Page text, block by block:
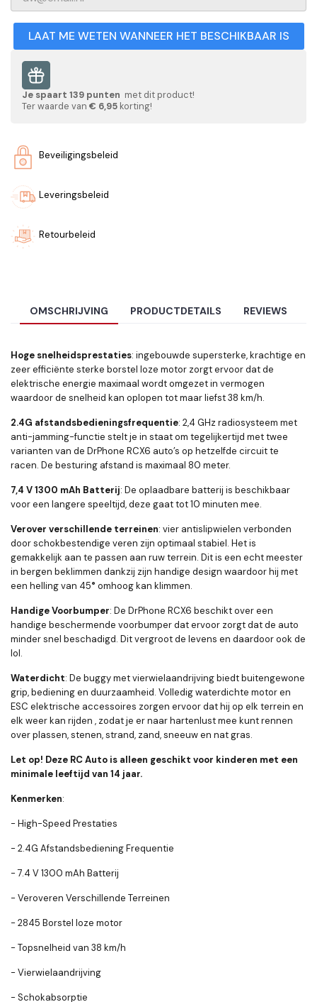
LAAT ME WETEN WANNEER HET BESCHIKBAAR IS
Je spaart 139 punten met dit product!
Ter waarde van € 6,95 korting!
Beveiligingsbeleid
Leveringsbeleid
Retourbeleid
OMSCHRIJVING PRODUCTDETAILS REVIEWS
Hoge snelheidsprestaties: ingebouwde supersterke, krachtige en
zeer efficiënte sterke borstel loze motor zorgt ervoor dat de
elektrische energie maximaal wordt omgezet in vermogen
waardoor de snelheid kan oplopen tot maar liefst 38 km/h.
2.4G afstandsbedieningsfrequentie: 2,4 GHz radiosysteem met
anti-jamming-functie stelt je in staat om tegelijkertijd met twee
varianten van de DrPhone RCX6 auto’s op hetzelfde circuit te
racen. De besturing afstand is maximaal 80 meter.
7,4 V 1300 mAh Batterij: De oplaadbare batterij is beschikbaar
voor een langere speeltijd, deze gaat tot 10 minuten mee.
Verover verschillende terreinen: vier antislipwielen verbonden
door schokbestendige veren zijn optimaal stabiel. Het is
gemakkelijk aan te passen aan ruw terrein. Dit is een echt meester
in bergen beklimmen dankzij zijn handige design waardoor hij met
een helling van 45° omhoog kan klimmen.
Handige Voorbumper: De DrPhone RCX6 beschikt over een
handige beschermende voorbumper dat ervoor zorgt dat de auto
minder snel beschadigd. Dit vergroot de levens en daardoor ook de
lol.
Waterdicht: De buggy met vierwielaandrijving biedt buitengewone
grip, bediening en duurzaamheid. Volledig waterdichte motor en
ESC elektrische accessoires zorgen ervoor dat hij op elk terrein en
elk weer kan rijden , zodat je er naar hartenlust mee kunt rennen
over plassen, stenen, strand, zand, sneeuw en nat gras.
Let op! Deze RC Auto is alleen geschikt voor kinderen met een
minimale leeftijd van 14 jaar.
Kenmerken:
- High-Speed Prestaties
- 2.4G Afstandsbediening Frequentie
- 7.4 V 1300 mAh Batterij
- Veroveren Verschillende Terreinen
- 2845 Borstel loze motor
- Topsnelheid van 38 km/h
- Vierwielaandrijving
- Schokabsorptie